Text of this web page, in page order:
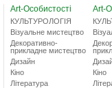
Art-Особистості
КУЛЬТУРОЛОГІЯ
Візуальне мистецтво
Декоративно-
прикладне мистецтво
Дизайн
Кіно
Література
Art-
Кіно